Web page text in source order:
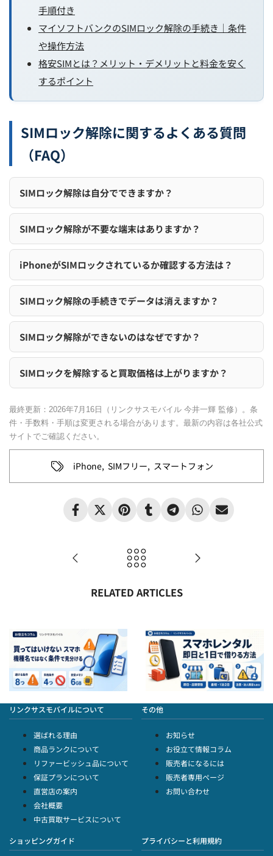
手順付き
マイソフトバンクのSIMロック解除の手続き｜条件
や操作方法
格安SIMとは？メリット・デメリットと料金を安く
するポイント
SIMロック解除に関するよくある質問
（FAQ）
SIMロック解除は自分でできますか？
SIMロック解除が不要な端末はありますか？
iPhoneがSIMロックされているか確認する方法は？
SIMロック解除の手続きでデータは消えますか？
SIMロック解除ができないのはなぜですか？
SIMロックを解除すると買取価格は上がりますか？
最終更新： 2026年7月16日
（リンクサスモバイル 今井一輝 監修）。条
件・手数料・手順は変更される場合があります。最新の内容は各社公式
サイトでご確認ください。
iPhone, SIMフリー, スマートフォン
RELATED ARTICLES
リンクサスモバイルについて
選ばれる理由
商品ランクについて
リファービッシュ品について
保証プランについて
直営店の案内
会社概要
中古買取サービスについて
その他
お知らせ
お役立て情報コラム
販売者になるには
販売者専用ページ
お問い合わせ
ショッピングガイド プライバシーと利用規約